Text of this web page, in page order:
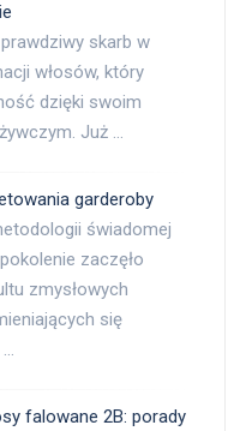
skarb w
włosów, który
dzięki swoim
Już …
garderoby
świadomej
zaczęło
zmysłowych
się
…
falowane 2B: porady